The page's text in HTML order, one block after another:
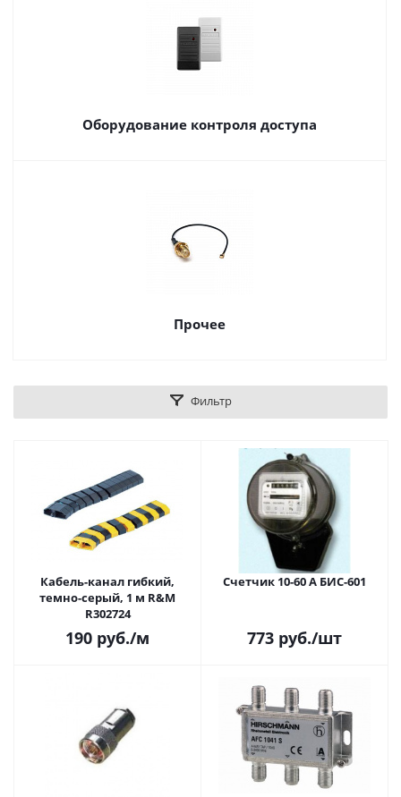
Оборудование контроля доступа
Прочее
Фильтр
Кабель-канал гибкий,
темно-серый, 1 м R&M
R302724
190 руб./м
Счетчик 10-60 А БИС-601
773 руб./шт